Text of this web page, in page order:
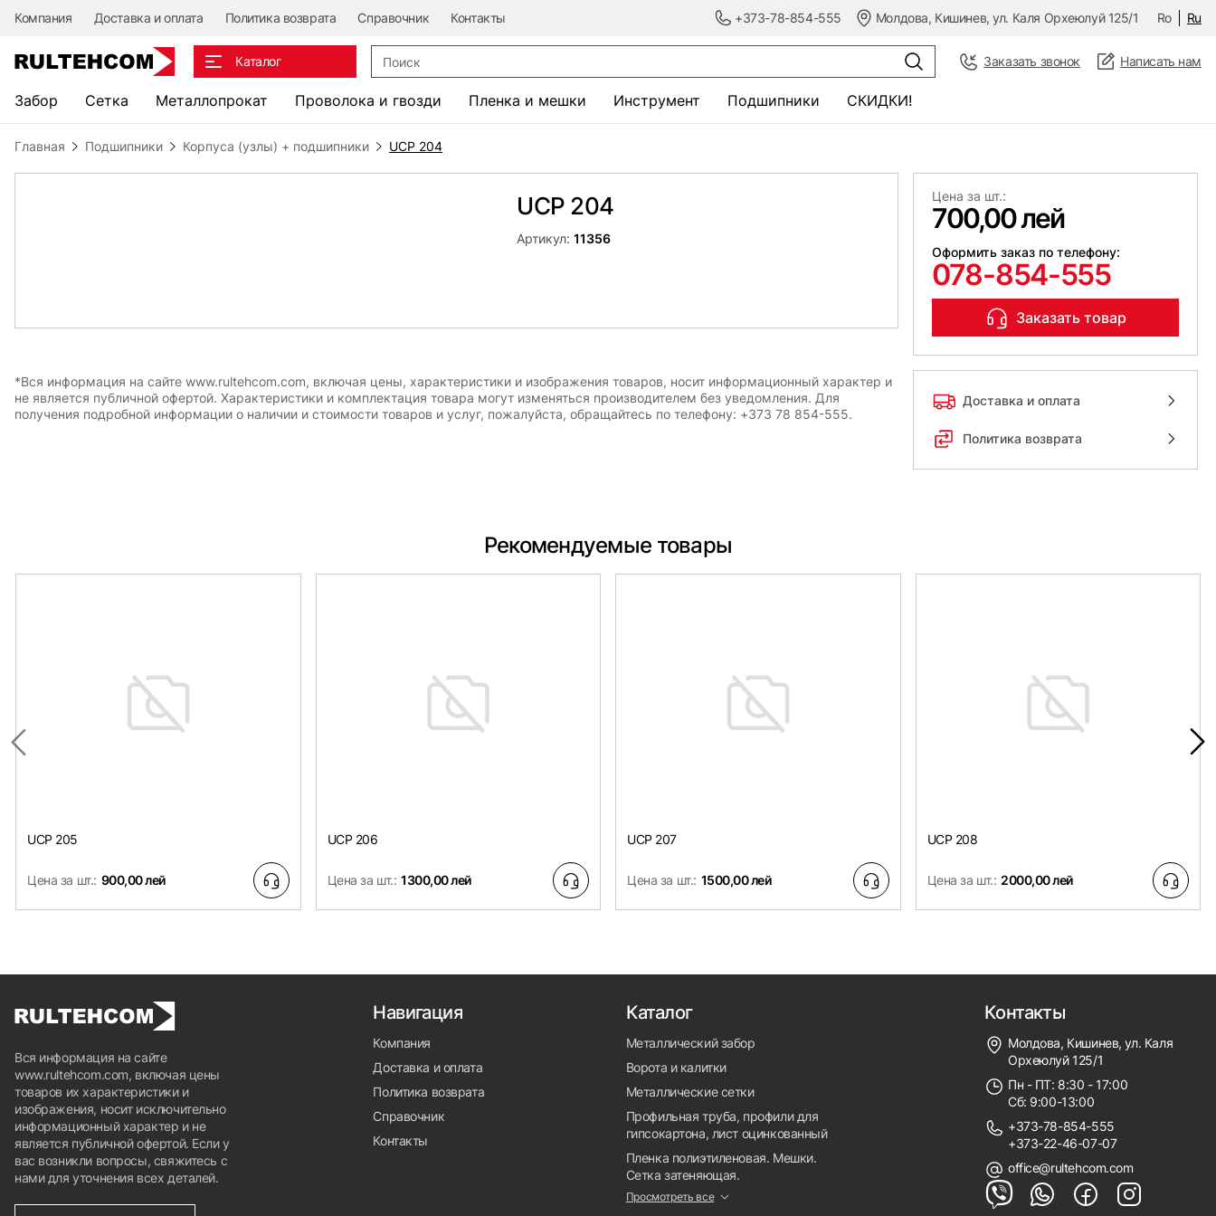
Компания Доставка и оплата Политика возврата Справочник Контакты +373-78-854-555 Молдова, Кишинев, ул. Каля Орхеюлуй 125/1 Ro Ru
Каталог Заказать звонок Написать нам
Забор Сетка Металлопрокат Проволока и гвозди Пленка и мешки Инструмент Подшипники СКИДКИ!
Главная Подшипники Корпуса (узлы) + подшипники UCP 204
UCP 204
Артикул:11356
Цена за шт.:
700,00 лей
Оформить заказ по телефону:
078-854-555
Заказать товар
Доставка и оплата
Политика возврата
*Вся информация на сайте www.rultehcom.com, включая цены, характеристики и изображения товаров, носит информационный характер и
не является публичной офертой. Характеристики и комплектация товара могут изменяться производителем без уведомления. Для
получения подробной информации о наличии и стоимости товаров и услуг, пожалуйста, обращайтесь по телефону: +373 78 854-555.
Рекомендуемые товары
UCP 205
Цена за шт.: 900,00 лей
UCP 206
Цена за шт.: 1300,00 лей
UCP 207
Цена за шт.: 1500,00 лей
UCP 208
Цена за шт.: 2000,00 лей
Вся информация на сайте
www.rultehcom.com, включая цены
товаров их характеристики и
изображения, носит исключительно
информационный характер и не
является публичной офертой. Если у
вас возникли вопросы, свяжитесь с
нами для уточнения всех деталей.
Навигация
Компания
Доставка и оплата
Политика возврата
Справочник
Контакты
Каталог
Металлический забор
Ворота и калитки
Металлические сетки
Профильная труба, профили для
гипсокартона, лист оцинкованный
Пленка полиэтиленовая. Мешки.
Сетка затеняющая.
Просмотреть все
Контакты
Молдова, Кишинев, ул. Каля
Орхеюлуй 125/1
Пн - ПТ: 8:30 - 17:00
Сб: 9:00-13:00
+373-78-854-555
+373-22-46-07-07
office@rultehcom.com